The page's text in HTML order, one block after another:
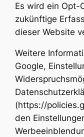
Es wird ein Opt-
zukünftige
dieser Website
Weitere
Google,
(https://
den